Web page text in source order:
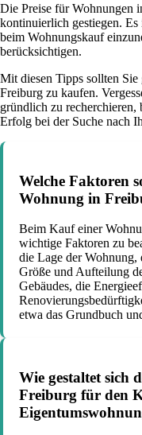
Die Preise für Wohnungen
kontinuierlich gestiegen. Es
beim Wohnungskauf
berücksichtigen.
Mit diesen Tipps sollten
Freiburg zu kaufen.
gründlich zu
Erfolg bei der Suche nach
Welche Faktoren
Wohnung in
Beim Kauf einer
wichtige Faktoren zu
die Lage der
Größe und Aufteilung
Gebäudes, die
etwa das Grundbuch
Wie gestaltet sich
Freiburg für den